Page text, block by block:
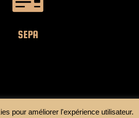
SEPA
pour améliorer l'expérience utilisateur.